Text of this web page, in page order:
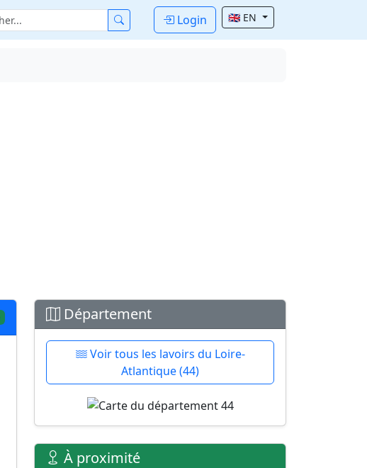
Login 🇬🇧 EN
Département
Voir tous les lavoirs du Loire-
Atlantique (44)
À proximité